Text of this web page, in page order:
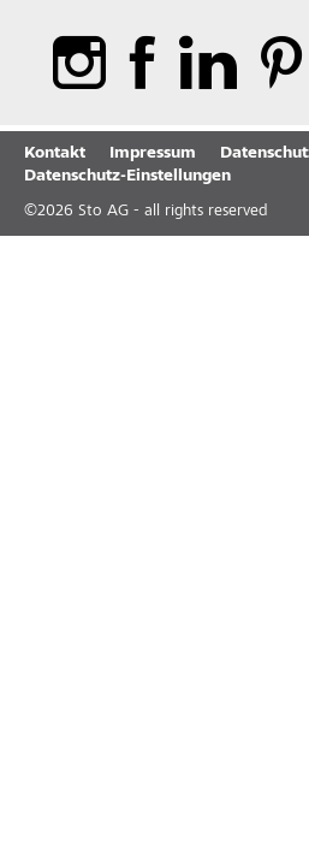
Kontakt Impressum
Datenschutz-Einstellungen
©2026 Sto AG - all rights reserved